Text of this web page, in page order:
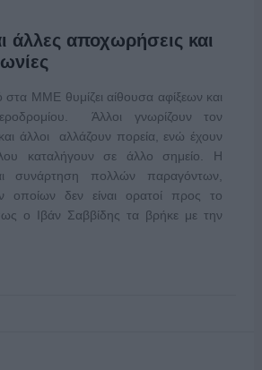
άλλες αποχωρήσεις και
στα ΜΜΕ θυμίζει αίθουσα αφίξεων και
Άλλοι γνωρίζουν τον
άλλοι αλλάζουν πορεία, ενώ έχουν
καταλήγουν σε άλλο σημείο. Η
συνάρτηση πολλών παραγόντων,
οποίων δεν είναι ορατοί προς το
ο Ιβάν Σαββίδης τα βρήκε με την